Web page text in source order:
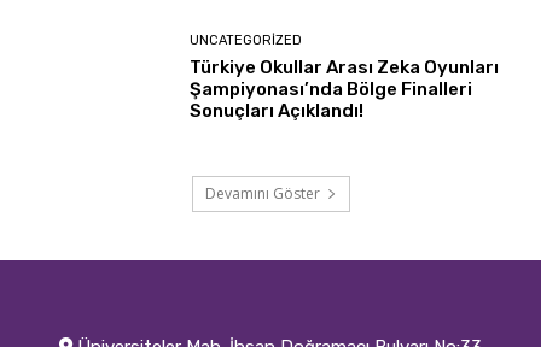
UNCATEGORIZED
Türkiye Okullar Arası Zeka Oyunları
Şampiyonası’nda Bölge Finalleri
Sonuçları Açıklandı!
Devamını Göster